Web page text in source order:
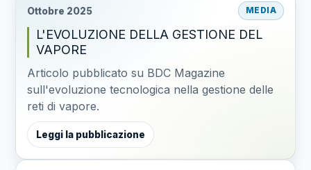
Ottobre 2025 MEDIA
L'EVOLUZIONE DELLA GESTIONE DEL
VAPORE
Articolo pubblicato su BDC Magazine
sull'evoluzione tecnologica nella gestione delle
reti di vapore.
Leggi la pubblicazione